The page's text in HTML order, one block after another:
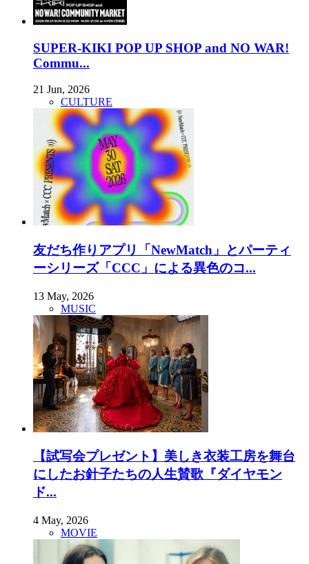
SUPER-KIKI POP UP SHOP and NO WAR!
Commu...
21 Jun, 2026
CULTURE
友だち作りアプリ「NewMatch」とパーティ
ーシリーズ「CCC」による異色のコ...
13 May, 2026
MUSIC
【試写会プレゼント】美しき衣装工房を舞台
にしたお針子たちの人生賛歌『ダイヤモン
ド...
4 May, 2026
MOVIE